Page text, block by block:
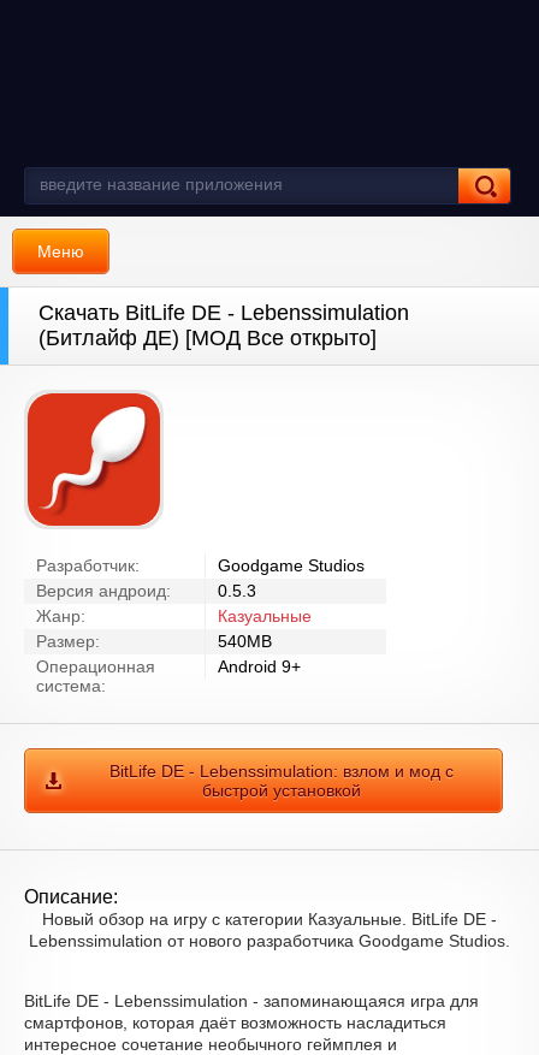
Меню
Скачать BitLife DE - Lebenssimulation
(Битлайф ДЕ) [МОД Все открыто]
Разработчик:
Goodgame Studios
Версия андроид:
0.5.3
Жанр:
Казуальные
Размер:
540MB
Операционная
система:
Android 9+
BitLife DE - Lebenssimulation: взлом и мод с
быстрой установкой
Описание:
Новый обзор на игру с категории Казуальные. BitLife DE -
Lebenssimulation от нового разработчика Goodgame Studios.
BitLife DE - Lebenssimulation - запоминающаяся игра для
смартфонов, которая даёт возможность насладиться
интересное сочетание необычного геймплея и